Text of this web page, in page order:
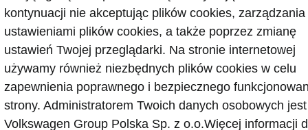
Škoda Enyaq
kontynuacji nie akceptując plików cookies, zarządzania
ustawieniami plików cookies, a także poprzez zmianę
ustawień Twojej przeglądarki. Na stronie internetowej
używamy również niezbędnych plików cookies w celu
zapewnienia poprawnego i bezpiecznego
strony. Administratorem Twoich danych osobowych jest
Volkswagen Group Polska Sp. z o.o.Więcej informacji